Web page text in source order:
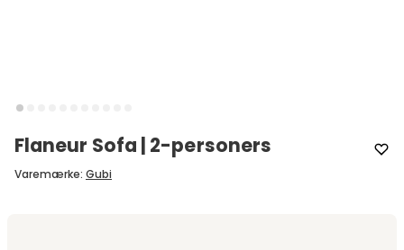
Flaneur Sofa | 2-personers
Varemærke: Gubi